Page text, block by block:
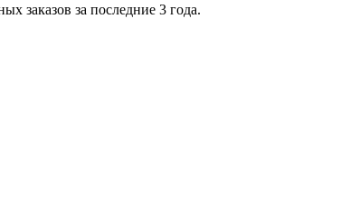
заказов за последние 3 года.